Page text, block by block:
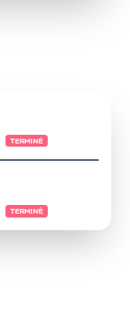
TERMINÉ
TERMINÉ